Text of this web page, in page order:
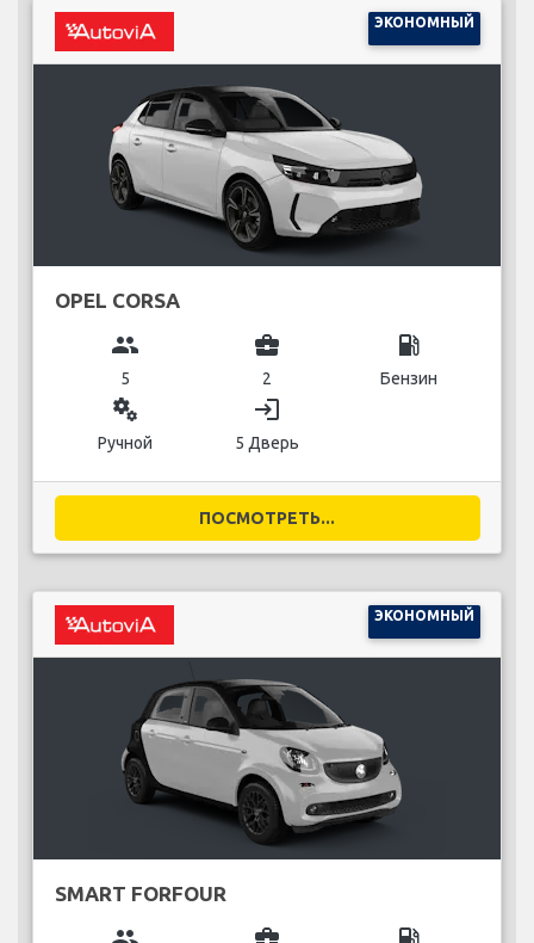
ЭКОНОМНЫЙ
OPEL CORSA
group
5
business_center
2
local_gas_station
Бензин
miscellaneous_services
Ручной
login
5 Дверь
ПОСМОТРЕТЬ...
ЭКОНОМНЫЙ
SMART FORFOUR